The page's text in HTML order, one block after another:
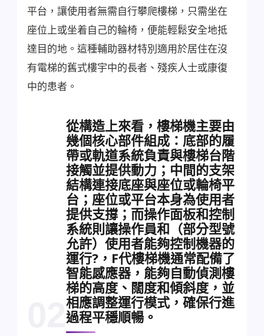
平台，讓使用者無需自行攀爬樓梯，只需坐在
座位上或坐着自己的輪椅，便能輕鬆安全地抵
達目的地。這種輔助器材特別適用於居住在沒
有電梯的舊式樓宇中的長者、殘疾人士或康復
中的患者。
02
從構造上來看，樓梯機主要由
幾個核心部件組成：底部的履
帶或軌道系統負責與樓梯台階
接觸並提供動力；中間的支架
結構連接底座與座位或輪椅平
台；座位或平台本身為使用者
提供支撐；而操作面板和控制
系統則讓操作員和（部分型號
允許）使用者能夠控制機器的
運行?，F代樓梯機通常配備了
智能感應器，能夠自動偵測樓
梯的高度、闊度和傾斜度，並
相應調整運行模式，確保行進
過程平穩順暢。